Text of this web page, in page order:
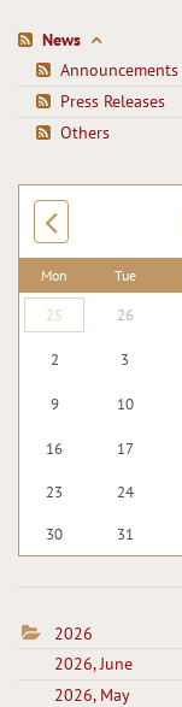
News
Announcements
Press Releases
Others
Mon Tue
25 26
2 3
9 10
16 17
23 24
30 31
2026
2026, June
2026, May